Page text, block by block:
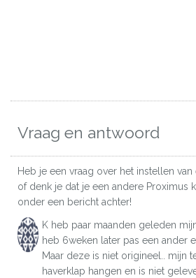
Vraag en antwoord
Heb je een vraag over het instellen
of denk je dat je een andere Proximus
onder een bericht achter!
K heb paar maanden geleden
heb 6weken later pas een ander
Maar deze is niet origineel.. mijn
haverklap hangen en is niet